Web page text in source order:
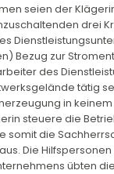
seien der
drei
Bezug zur
des
tätig
in
steuere die
somit die
Die
übten